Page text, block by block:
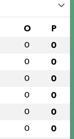
O P
0 0
0 0
0 0
0 0
0 0
0 0